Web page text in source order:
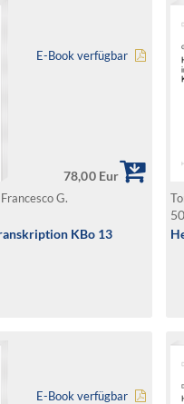
E-Book verfügbar
78,00 Eur
G.
KBo 13
50
E-Book verfügbar